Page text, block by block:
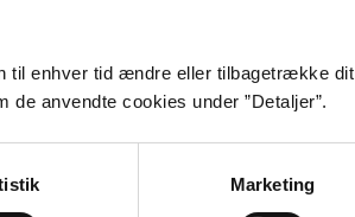
til enhver tid ændre eller tilbagetrække dit
anvendte cookies under ”Detaljer”.
Marketing